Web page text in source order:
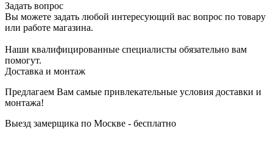
Задать вопрос
Вы можете задать любой интересующий вас вопрос по товару
или работе магазина.
Наши квалифицированные специалисты обязательно вам
помогут.
Доставка и монтаж
Предлагаем Вам самые привлекательные условия доставки и
монтажа!
Выезд замерщика по Москве - бесплатно